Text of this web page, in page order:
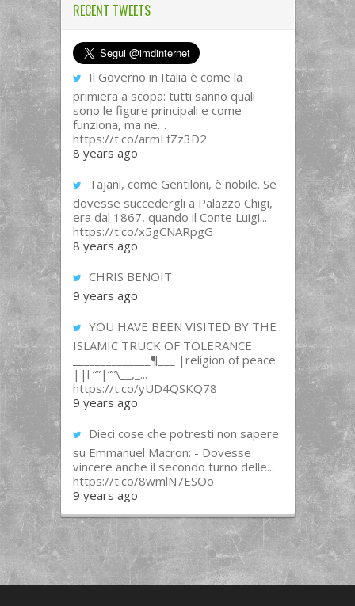
RECENT TWEETS
Il Governo in Italia è come la
primiera a scopa: tutti sanno quali
sono le figure principali e come
funziona, ma ne…
https://t.co/armLfZz3D2
8 years ago
Tajani, come Gentiloni, è nobile. Se
dovesse succedergli a Palazzo Chigi,
era dal 1867, quando il Conte Luigi...
https://t.co/x5gCNARpgG
8 years ago
CHRIS BENOIT
9 years ago
YOU HAVE BEEN VISITED BY THE
ISLAMIC TRUCK OF TOLERANCE
______________¶___ |religion of peace
||l “”|””\__,_...
https://t.co/yUD4QSKQ78
9 years ago
Dieci cose che potresti non sapere
su Emmanuel Macron: - Dovesse
vincere anche il secondo turno delle...
https://t.co/8wmlN7ESOo
9 years ago